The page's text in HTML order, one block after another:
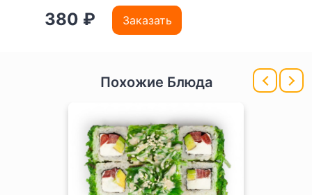
380 ₽ Заказать
Похожие Блюда